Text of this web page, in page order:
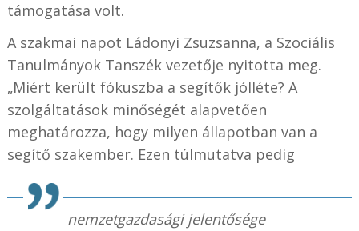
támogatása volt.
A szakmai napot Ládonyi Zsuzsanna, a Szociális
Tanulmányok Tanszék vezetője nyitotta meg.
„Miért került fókuszba a segítők jólléte? A
szolgáltatások minőségét alapvetően
meghatározza, hogy milyen állapotban van a
segítő szakember. Ezen túlmutatva pedig
nemzetgazdasági jelentősége